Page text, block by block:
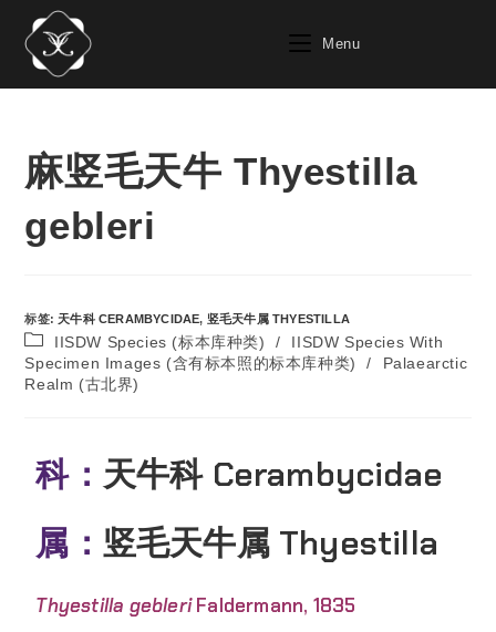
Menu
麻竖毛天牛 Thyestilla
gebleri
标签: 天牛科 CERAMBYCIDAE, 竖毛天牛属 THYESTILLA
IISDW Species (标本库种类) /
IISDW Species With
Specimen Images (含有标本照的标本库种类)
/
Palaearctic
Realm (古北界)
科： 天牛科 Cerambycidae
属： 竖毛天牛属 Thyestilla
Thyestilla gebleriFaldermann, 1835